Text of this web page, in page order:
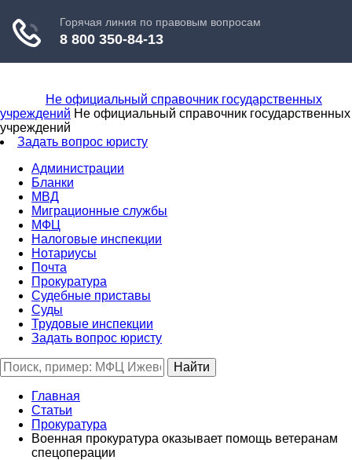
Не официальный справочник государственных
учреждений Не официальный справочник государственных
учреждений
Задать вопрос юристу
Администрации
Бланки
МВД
Миграционные службы
МФЦ
Налоговые инспекции
Нотариусы
Почта
Прокуратура
Судебные приставы
Суды
Трудовые инспекции
Задать вопрос юристу
Главная
Статьи
Прокуратура
Военная прокуратура оказывает помощь ветеранам
спецоперации